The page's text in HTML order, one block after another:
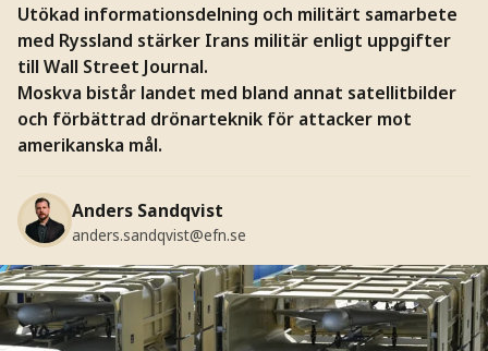
Utökad informationsdelning och militärt samarbete
med Ryssland stärker Irans militär enligt uppgifter
till Wall Street Journal.
Moskva bistår landet med bland annat satellitbilder
och förbättrad drönarteknik för attacker mot
amerikanska mål.
Anders Sandqvist
anders.sandqvist@efn.se